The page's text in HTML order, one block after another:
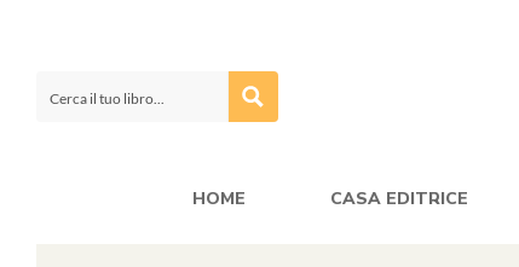
HOME CASA EDITRICE